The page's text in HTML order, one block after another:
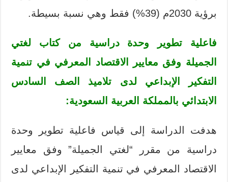
برؤية 2030م (39%) فقط وهي نسبة بسيطة.
فاعلية تطوير وحدة دراسية من كتاب لغتي
الجميلة وفق معايير الاقتصاد المعرفي في تنمية
التفكير الإبداعي لدى تلاميذ الصف السادس
الابتدائي بالمملكة العربية السعودية:
هدفت الدراسة إلى قياس فاعلية تطوير وحدة
دراسية من مقرر “لغتي الجميلة” وفق معايير
الاقتصاد المعرفي في تنمية التفكير الإبداعي لدى